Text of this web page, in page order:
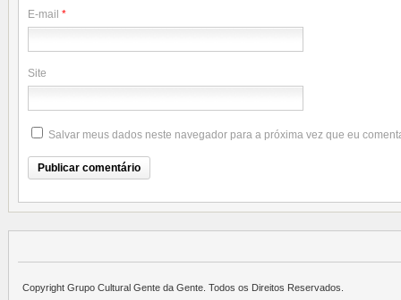
E-mail *
Site
Salvar meus dados neste navegador para a próxima vez que eu
Copyright Grupo Cultural Gente da Gente. Todos os Direitos Reservados.